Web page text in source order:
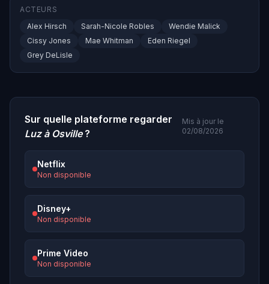
ACTEURS
Alex Hirsch
Sarah-Nicole Robles
Wendie Malick
Cissy Jones
Mae Whitman
Eden Riegel
Grey DeLisle
Sur quelle plateforme regarder
Luz à Osville?
Mis à jour le
02/08/2026
Netflix
Non disponible
Disney+
Non disponible
Prime Video
Non disponible